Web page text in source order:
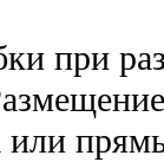
при
или